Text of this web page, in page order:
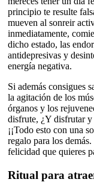
principio te resulte
mueven al sonreir
inmediatamente,
dicho estado, las
antidepresivas y
energía negativa.
Si además consigues
la agitación de los
órganos y los
disfrute, ¿Y disfrutar y
¡¡Todo esto con una
regalo para los
felicidad que quieres
Ritual para